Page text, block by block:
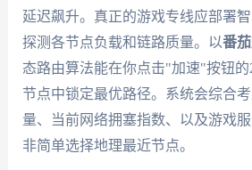
延迟飙升。真正的游戏专线应部署
探测各节点负载和链路质量。以番
态路由算法能在你点击"加速"按钮
节点中锁定最优路径。系统会综合
量、当前网络拥塞指数、以及游戏
非简单选择地理最近节点。